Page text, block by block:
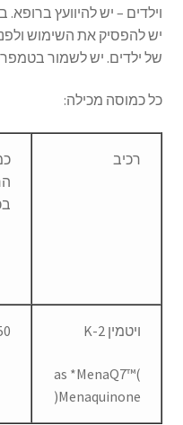
וילדים – יש להיוועץ
יש להפסיק את השימוש
של ילדים. יש לשמור בטמפרטורת
כל כמוסה מכילה:
רכיב
ויטמין K-2
)as *MenaQ7™
Menaquinone(
50